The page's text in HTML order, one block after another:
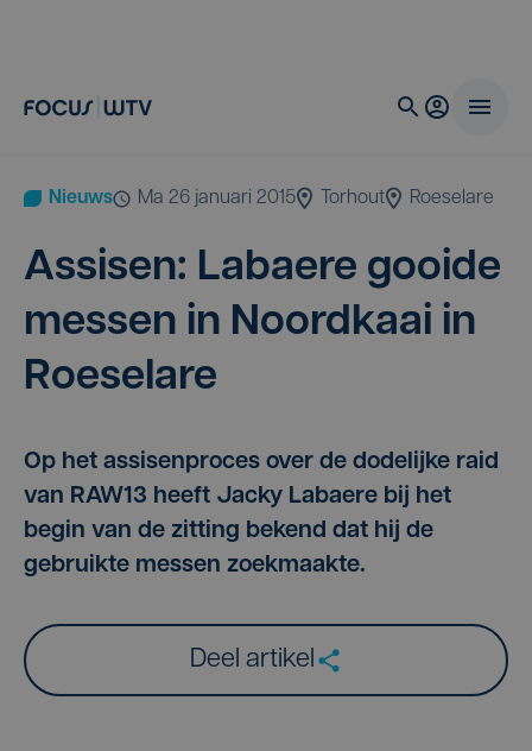
Nieuws ma 26 januari 2015 Torhout Roeselare
Assi­sen: Labae­re gooi­de
mes­sen in Noord­kaai in
Roeselare
Op het assisenproces over de dodelijke raid
van RAW13 heeft Jacky Labaere bij het
begin van de zitting bekend dat hij de
gebruikte messen zoekmaakte.
Deel artikel